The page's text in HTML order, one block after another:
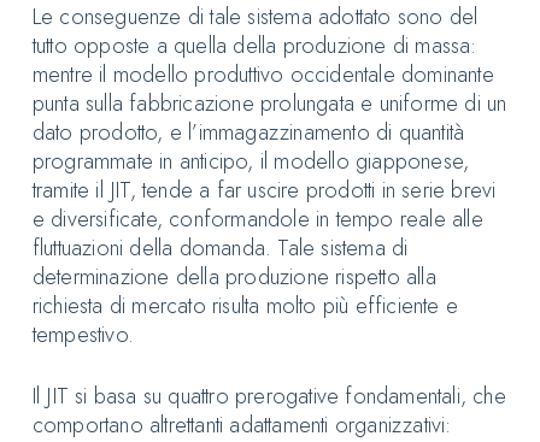
Le conseguenze di tale sistema adottato sono del
tutto opposte a quella della produzione di massa:
mentre il modello produttivo occidentale dominante
punta sulla fabbricazione prolungata e uniforme di un
dato prodotto, e l’immagazzinamento di quantità
programmate in anticipo, il modello giapponese,
tramite il JIT, tende a far uscire prodotti in serie brevi
e diversificate, conformandole in tempo reale alle
fluttuazioni della domanda. Tale sistema di
determinazione della produzione rispetto alla
richiesta di mercato risulta molto più efficiente e
tempestivo.
Il JIT si basa su quattro prerogative fondamentali, che
comportano altrettanti adattamenti organizzativi: